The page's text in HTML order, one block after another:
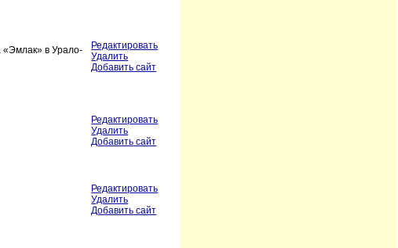
«Эмлак» в Урало-
Редактировать
Удалить
Добавить сайт
Редактировать
Удалить
Добавить сайт
Редактировать
Удалить
Добавить сайт